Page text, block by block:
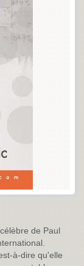
de Paul
à-dire qu'elle